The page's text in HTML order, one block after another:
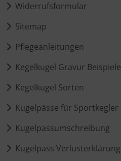
Widerrufsformular
Sitemap
Pflegeanleitungen
Kegelkugel Gravur Beispiele
Kegelkugel Sorten
Kugelpässe für Sportkegler
Kugelpassumschreibung
Kugelpass Verlusterklärung